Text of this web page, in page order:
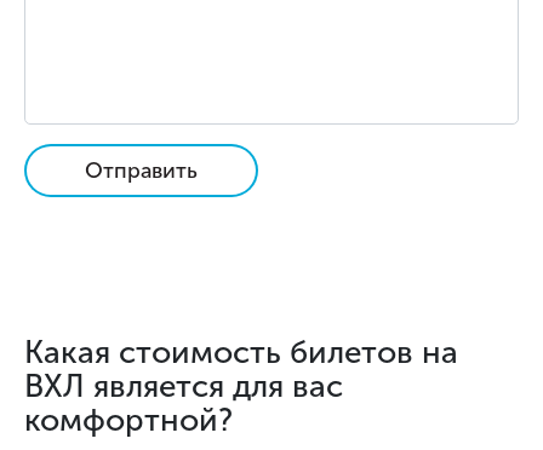
Отправить
Какая стоимость билетов на
ВХЛ является для вас
комфортной?